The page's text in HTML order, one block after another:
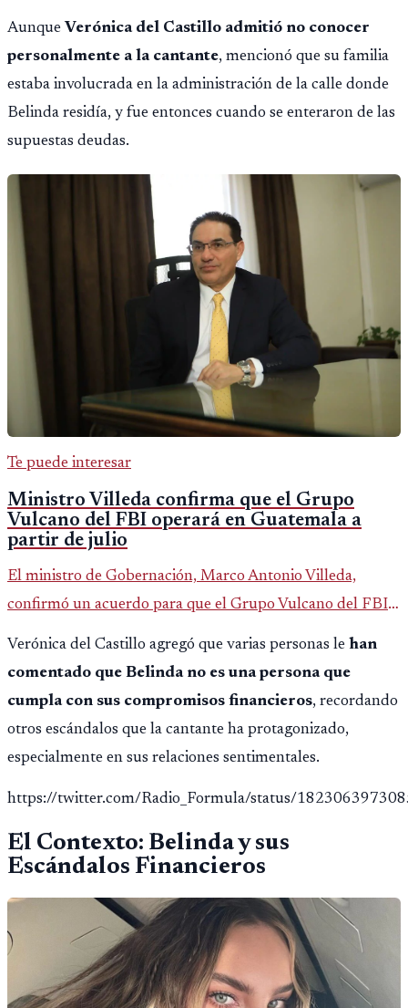
Aunque Verónica del Castillo admitió no conocer
personalmente a la cantante, mencionó que su familia
estaba involucrada en la administración de la calle donde
Belinda residía, y fue entonces cuando se enteraron de las
supuestas deudas.
Te puede interesar
Ministro Villeda confirma que el Grupo
Vulcano del FBI operará en Guatemala a
partir de julio
El ministro de Gobernación, Marco Antonio Villeda,
confirmó un acuerdo para que el Grupo Vulcano del FBI
opere en Guatemala a partir de julio, tras un intento
fallido con la administración anterior del Ministerio
Público.
Verónica del Castillo agregó que varias personas le han
comentado que Belinda no es una persona que
cumpla con sus compromisos financieros, recordando
otros escándalos que la cantante ha protagonizado,
especialmente en sus relaciones sentimentales.
https://twitter.com/Radio_Formula/status/
El Contexto: Belinda y sus
Escándalos Financieros